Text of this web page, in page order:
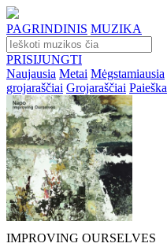
PAGRINDINIS MUZIKA
PRISIJUNGTI
Naujausia Metai Mėgstamiausia
grojaraščiai Grojaraščiai Paieška
IMPROVING OURSELVES